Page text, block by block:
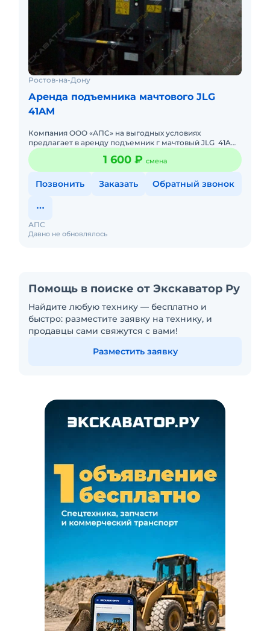
Ростов-на-Дону
Аренда подъемника мачтового JLG
41AM
Компания ООО «АПС» на выгодных условиях
предлагает в аренду подъемник г мачтовый JLG 41AM,
а так же предоставляет дополнительные услуги по
доставке оборудовани1 600 ₽ смена
Позвонить Заказать Обратный звонок
Давно не обновлялось
АПС
Помощь в поиске от Экскаватор Ру
Найдите любую технику — бесплатно и
быстро: разместите заявку на технику, и
продавцы сами свяжутся с вами!
Разместить заявку